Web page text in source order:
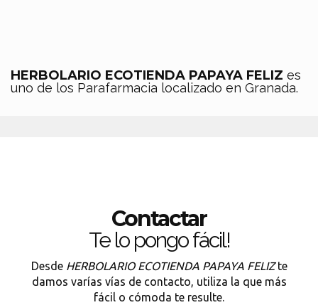
HERBOLARIO ECOTIENDA PAPAYA FELIZ es
uno de los Parafarmacia localizado en Granada.
Contactar
Te lo pongo fácil!
Desde HERBOLARIO ECOTIENDA PAPAYA FELIZte
damos varías vías de contacto, utiliza la que más
fácil o cómoda te resulte.